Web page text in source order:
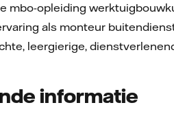
mbo-opleiding
als monteur
leergierige,
informatie